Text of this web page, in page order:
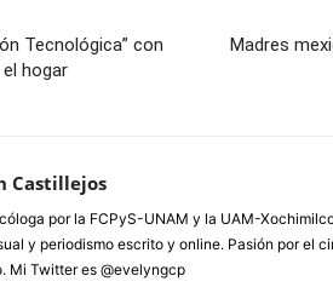
Tecnológica” con
hogar
Madres
Castillejos
por la FCPyS-UNAM y la UAM-
y periodismo escrito y online. Pasión por el
Mi Twitter es @evelyngcp